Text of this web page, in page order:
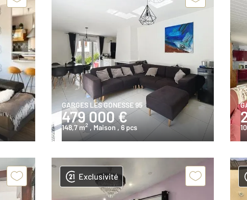
GARGES LES GONESSE 95
479 000 €
148,7 m2 , Maison , 6 pcs
Exclusivité